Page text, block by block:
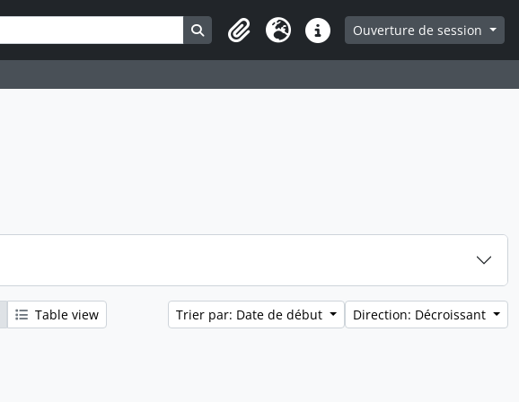
Search in browse page
Presse-papier
LangueLiens rapidesOuverture de session
Table view Trier par: Date de début Direction: Décroissant